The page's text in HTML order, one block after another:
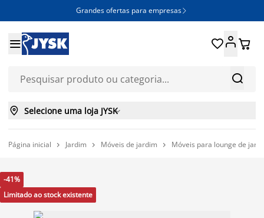
Grandes ofertas para empresas 


 
 Selecione uma loja JYSK
Página inicial  Jardim  Móveis de jardim  Móveis para lounge de
-41%
Limitado ao stock existente